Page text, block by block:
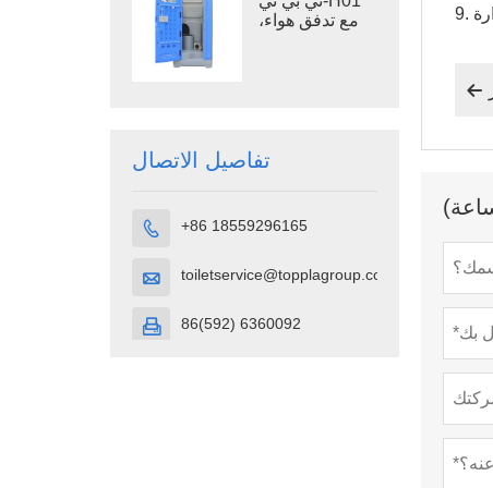
مع تدفق هواء،
تفاصيل الاتصال
 +86 18559296165
 toiletservice@topplagroup.com
 86(592) 6360092
